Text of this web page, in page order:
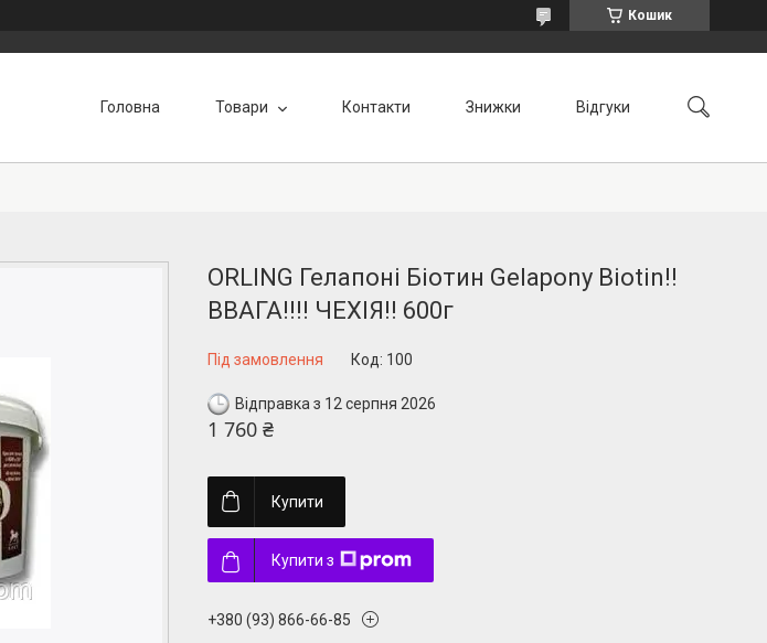
Кошик
Головна Товари Контакти Знижки Відгуки
ORLING Гелапоні Біотин Gelapony Biotin!!
ВВАГА!!!! ЧЕХІЯ!! 600г
Під замовлення Код: 100
Відправка з 12 серпня 2026
1 760 ₴
Купити
Купити з
+380 (93) 866-66-85